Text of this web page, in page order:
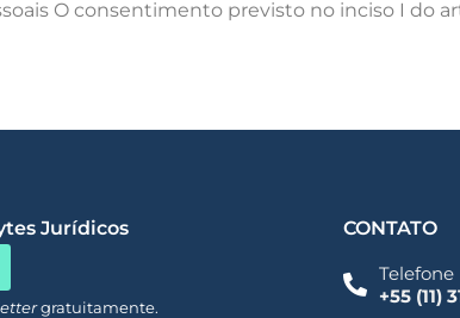
O consentimento previsto no inciso I do
Jurídicos
gratuitamente.
CONTATO
Telefone
+55 (11)